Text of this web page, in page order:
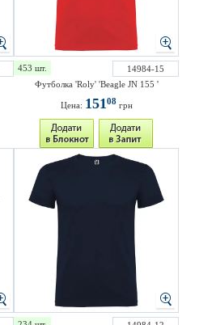
453 шт.
14984-15
Футболка 'Roly' 'Beagle JN 155 '
Цена: 15108грн